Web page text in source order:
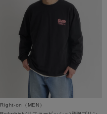
Right-on（MEN）